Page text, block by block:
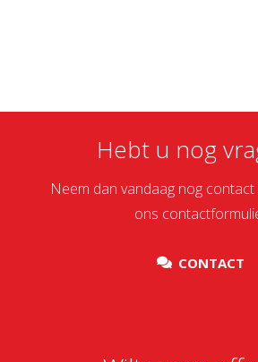
Wilms
Hebt u nog
Neem dan vandaag nog
ons
CONTACT